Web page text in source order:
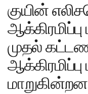
குயின்
முதல்